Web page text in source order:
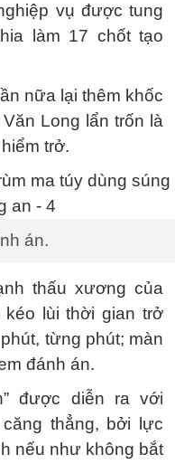
vụ được tung
làm 17 chốt tạo
nữa lại thêm khốc
Long lẩn trốn là
trở.
án.
thấu xương của
lùi thời gian trở
từng phút; màn
đánh án.
được diễn ra với
thẳng, bởi lực
nếu như không bắt